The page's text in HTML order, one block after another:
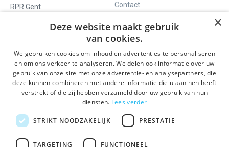
RPR Gent
Contact
Visites guidées
Gand en un jour
Visite guidée du centre
Activités
SOCIALS
Facebook
Instagram
LinkedIn
RESTEZ INFORMÉ
×
Deze website maakt gebruik
van cookies.
We gebruiken cookies om inhoud en advertenties te personaliseren
en om ons verkeer te analyseren. We delen ook informatie over uw
gebruik van onze site met onze advertentie- en analysepartners, die
deze kunnen combineren met andere informatie die u aan hen heeft
verstrekt of die zij hebben verzameld door uw gebruik van hun
diensten. Lees verder
STRIKT NOODZAKELIJK PRESTATIE
TARGETING FUNCTIONEEL